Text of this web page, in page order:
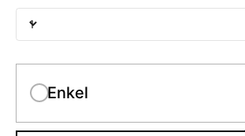
1
Enkel